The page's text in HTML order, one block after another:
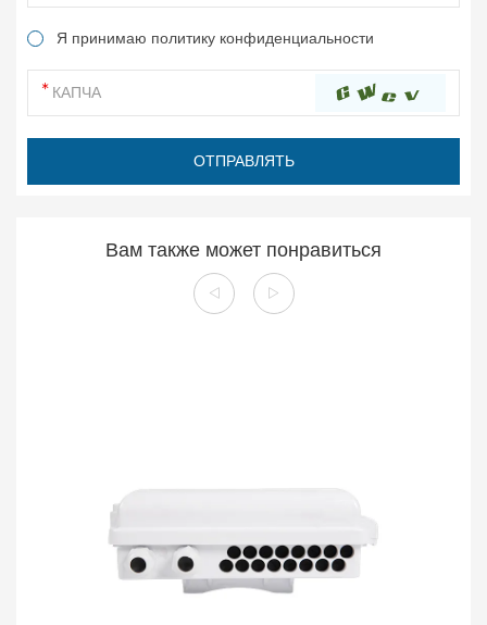
Я принимаю политику конфиденциальности
Вам также может понравиться